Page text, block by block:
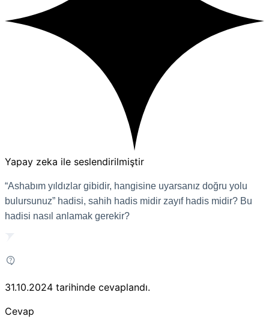
Yapay zeka ile seslendirilmiştir
“Ashabım yıldızlar gibidir, hangisine uyarsanız doğru yolu
bulursunuz” hadisi, sahih hadis midir zayıf hadis midir? Bu
hadisi nasıl anlamak gerekir?
31.10.2024 tarihinde cevaplandı.
Cevap